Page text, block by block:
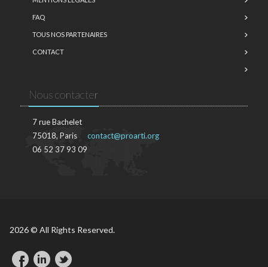
FAQ
TOUS NOS PARTENAIRES
CONTACT
Nous contacter
7 rue Bachelet
75018, Paris
06 52 37 93 09
contact@proarti.org
2026 © All Rights Reserved.